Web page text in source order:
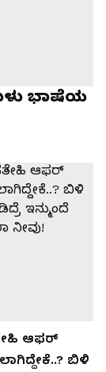
ಭಾಷೆಯ
ಆಫರ್​
ಬಿಳಿ